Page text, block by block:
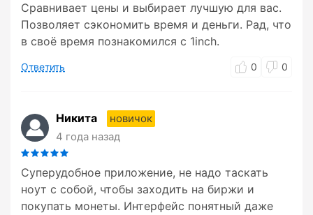
Сравнивает цены и выбирает лучшую для вас.
Позволяет сэкономить время и деньги. Рад, что
в своё время познакомился с 1inch.
Ответить 0 0
Никита
новичок
4 года назад
Суперудобное приложение, не надо таскать
ноут с собой, чтобы заходить на биржи и
покупать монеты. Интерфейс понятный даже